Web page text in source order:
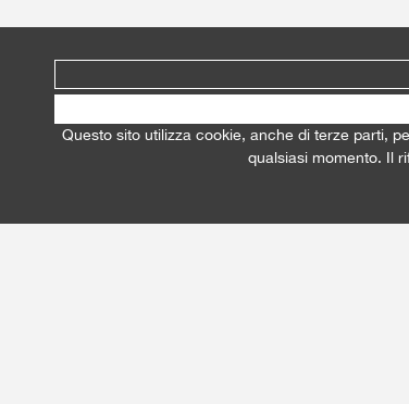
Questo sito utilizza cookie, anche di terze parti,
qualsiasi momento. Il